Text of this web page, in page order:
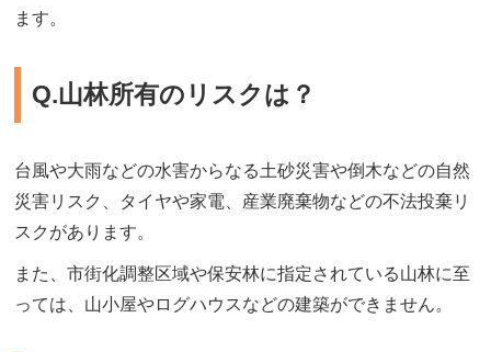
ます。
Q.山林所有のリスクは？
台風や大雨などの水害からなる土砂災害や倒木などの自然
災害リスク、タイヤや家電、産業廃棄物などの不法投棄リ
スクがあります。
また、市街化調整区域や保安林に指定されている山林に至
っては、山小屋やログハウスなどの建築ができません。